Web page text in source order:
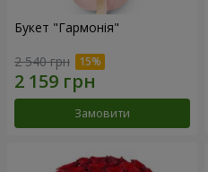
Букет "Гармонія"
2 540 грн
Замовити